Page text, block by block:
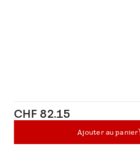
CHF 82.15
CHF 82.15
Ajouter au panier